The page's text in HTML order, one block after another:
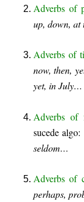
Adverbs of
up, down, at
Adverbs of
now, then,
yet, in July…
Adverbs of
sucede algo:
seldom…
Adverbs of
perhaps,